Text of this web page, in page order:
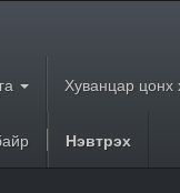
Хуванцар цонх
Нэвтрэх